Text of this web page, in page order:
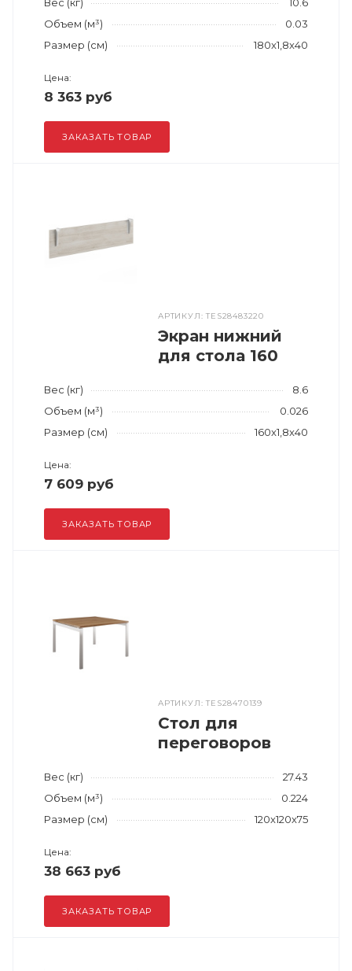
Вес (кг)
10.6
Объем (м³)
0.03
Размер (см)
180x1,8x40
Цена:
8 363 руб
ЗАКАЗАТЬ ТОВАР
АРТИКУЛ: TES28483220
Экран нижний
для стола 160
Вес (кг)
8.6
Объем (м³)
0.026
Размер (см)
160x1,8x40
Цена:
7 609 руб
ЗАКАЗАТЬ ТОВАР
АРТИКУЛ: TES28470139
Стол для
переговоров
Вес (кг)
27.43
Объем (м³)
0.224
Размер (см)
120x120x75
Цена:
38 663 руб
ЗАКАЗАТЬ ТОВАР